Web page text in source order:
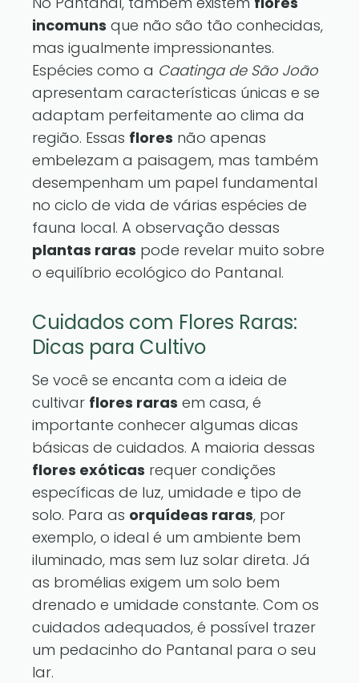
incomuns que não são tão conhecidas,
mas igualmente impressionantes.
Espécies como a Caatinga de São João
apresentam características únicas e se
adaptam perfeitamente ao clima da
região. Essas flores não apenas
embelezam a paisagem, mas também
desempenham um papel fundamental
no ciclo de vida de várias espécies de
fauna local. A observação dessas
plantas raras pode revelar muito sobre
o equilíbrio ecológico do Pantanal.
Cuidados com Flores Raras:
Dicas para Cultivo
Se você se encanta com a ideia de
cultivar flores raras em casa, é
importante conhecer algumas dicas
básicas de cuidados. A maioria dessas
flores exóticas requer condições
específicas de luz, umidade e tipo de
solo. Para as orquídeas raras, por
exemplo, o ideal é um ambiente bem
iluminado, mas sem luz solar direta. Já
as bromélias exigem um solo bem
drenado e umidade constante. Com os
cuidados adequados, é possível trazer
um pedacinho do Pantanal para o seu
lar.